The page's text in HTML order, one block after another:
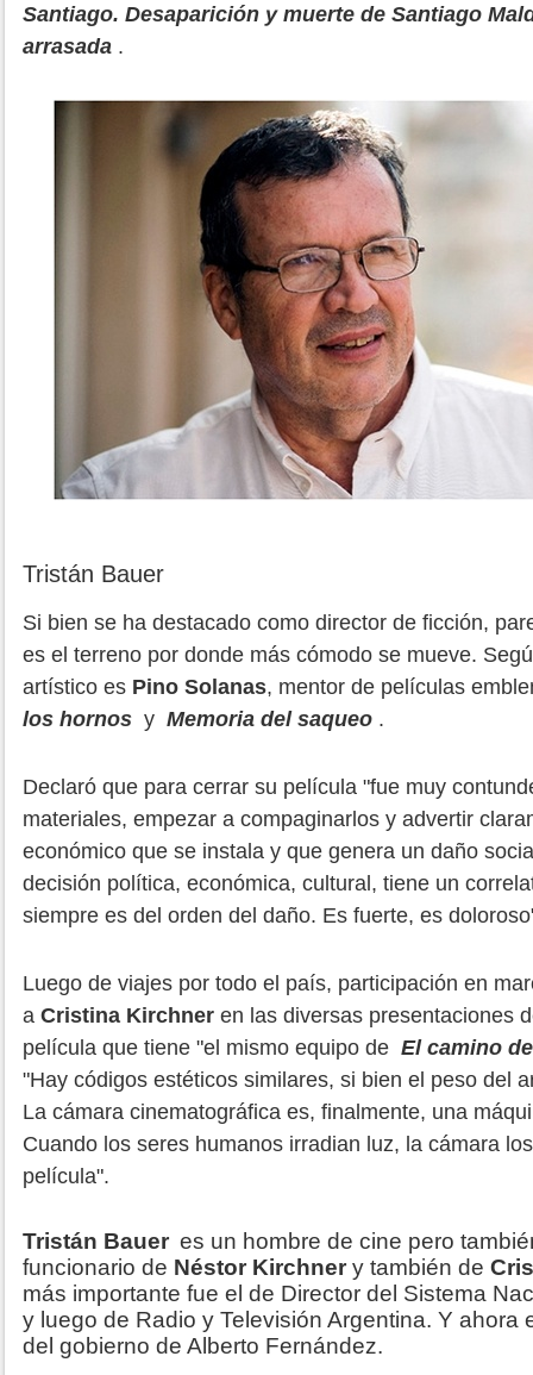
Santiago. Desaparición y muerte de Santiago
arrasada .
Tristán Bauer
Si bien se ha destacado como director de ficción,
es el terreno por donde más cómodo se mueve.
artístico es Pino Solanas, mentor de películas
los hornos y Memoria del saqueo .
Declaró que para cerrar su película "fue muy
materiales, empezar a compaginarlos y advertir
económico que se instala y que genera un daño
decisión política, económica, cultural, tiene un
siempre es del orden del daño. Es fuerte, es
Luego de viajes por todo el país, participación en
a Cristina Kirchner en las diversas presentaciones
película que tiene "el mismo equipo de El camino
"Hay códigos estéticos similares, si bien el peso del
La cámara cinematográfica es, finalmente, una
Cuando los seres humanos irradian luz, la cámara
película".
Tristán Bauer es un hombre de cine pero
funcionario de Néstor Kirchner y también de
más importante fue el de Director del Sistema
y luego de Radio y Televisión Argentina. Y ahora
del gobierno de Alberto Fernández.